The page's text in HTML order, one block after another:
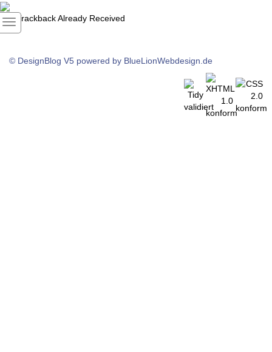
1 Trackback Already Received
© DesignBlog V5 powered by BlueLionWebdesign.de